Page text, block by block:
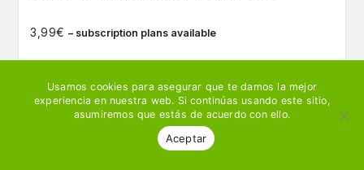
3,99€ – subscription plans available
Usamos cookies para asegurar que te damos la mejor
experiencia en nuestra web. Si continúas usando este sitio,
asumiremos que estás de acuerdo con ello.
Aceptar